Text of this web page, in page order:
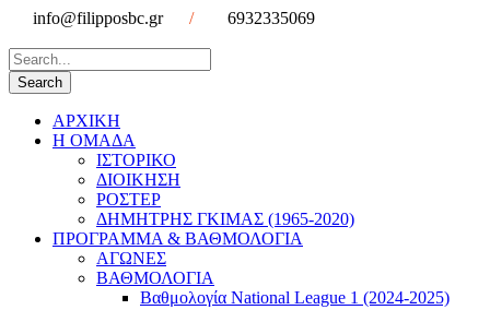
info@filipposbc.gr / 6932335069
ΑΡΧΙΚΗ
Η ΟΜΑΔΑ
ΙΣΤΟΡΙΚΟ
ΔΙΟΙΚΗΣΗ
ΡΟΣΤΕΡ
ΔΗΜΗΤΡΗΣ ΓΚΙΜΑΣ (1965-2020)
ΠΡΟΓΡΑΜΜΑ & ΒΑΘΜΟΛΟΓΙΑ
ΑΓΩΝΕΣ
ΒΑΘΜΟΛΟΓΙΑ
Βαθμολογία National League 1 (2024-2025)